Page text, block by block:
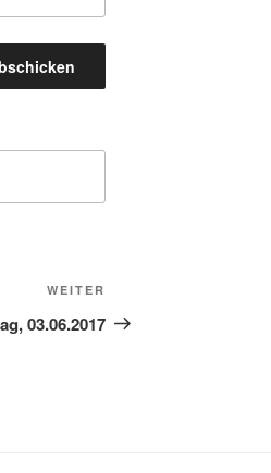
Beitrag
WEITER
03.06.2017